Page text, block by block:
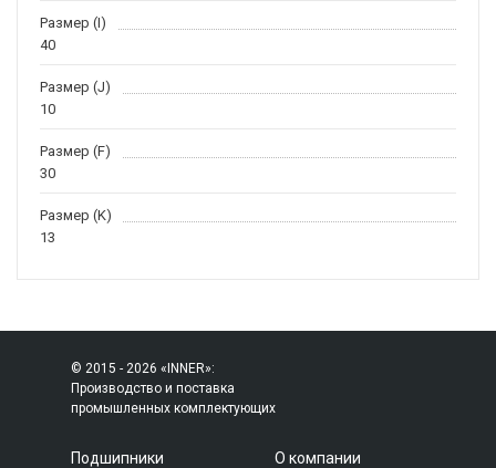
Размер (I)
40
Размер (J)
10
Размер (F)
30
Размер (K)
13
© 2015 - 2026 «INNER»:
Производство и поставка
промышленных комплектующих
Подшипники
О компании